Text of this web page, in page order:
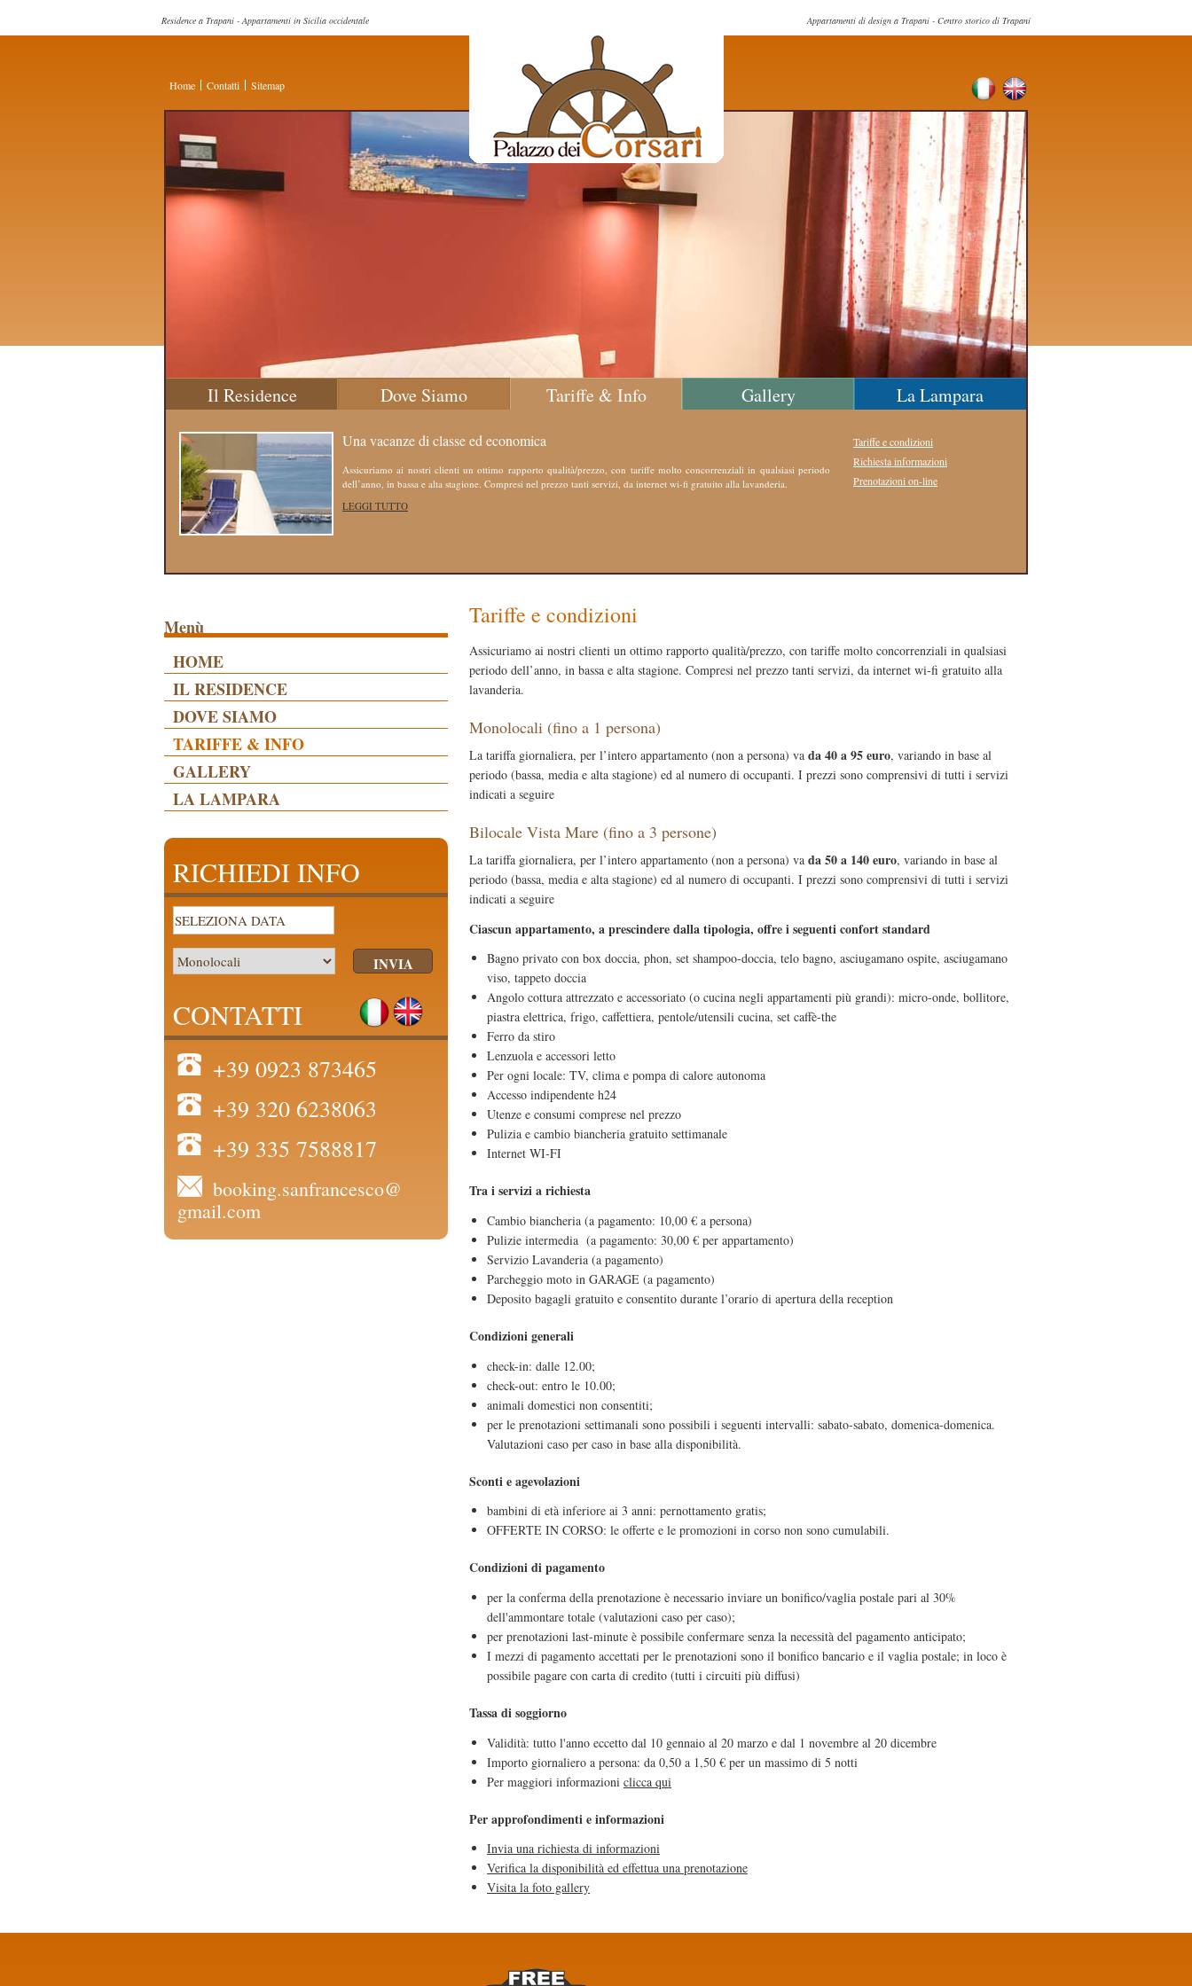
Il Residence Dove Siamo Tariffe & Info Gallery La Lampara
Una vacanze di classe ed economica
Assicuriamo ai nostri clienti un ottimo rapporto qualità/prezzo, con tariffe molto concorrenziali in qualsiasi periodo
dell’anno, in bassa e alta stagione. Compresi nel prezzo tanti servizi, da internet wi-fi gratuito alla lavanderia.
LEGGI TUTTO
Tariffe e condizioni
Richiesta informazioni
Prenotazioni on-line
Tariffe e condizioni
Assicuriamo ai nostri clienti un ottimo rapporto qualità/prezzo, con tariffe molto concorrenziali in qualsiasi
periodo dell’anno, in bassa e alta stagione. Compresi nel prezzo tanti servizi, da internet wi-fi gratuito alla
lavanderia.
Monolocali (fino a 1 persona)
La tariffa giornaliera, per l’intero appartamento (non a persona) va da 40 a 95 euro, variando in base al
periodo (bassa, media e alta stagione) ed al numero di occupanti. I prezzi sono comprensivi di tutti i servizi
indicati a seguire
Bilocale Vista Mare (fino a 3 persone)
La tariffa giornaliera, per l’intero appartamento (non a persona) va da 50 a 140 euro, variando in base al
periodo (bassa, media e alta stagione) ed al numero di occupanti. I prezzi sono comprensivi di tutti i servizi
indicati a seguire
Ciascun appartamento, a prescindere dalla tipologia, offre i seguenti confort standard
Bagno privato con box doccia, phon, set shampoo-doccia, telo bagno, asciugamano ospite, asciugamano
viso, tappeto doccia
Angolo cottura attrezzato e accessoriato (o cucina negli appartamenti più grandi): micro-onde, bollitore,
piastra elettrica, frigo, caffettiera, pentole/utensili cucina, set caffè-the
Ferro da stiro
Lenzuola e accessori letto
Per ogni locale: TV, clima e pompa di calore autonoma
Accesso indipendente h24
Utenze e consumi comprese nel prezzo
Pulizia e cambio biancheria gratuito settimanale
Internet WI-FI
Tra i servizi a richiesta
Cambio biancheria (a pagamento: 10,00 € a persona)
Pulizie intermedia (a pagamento: 30,00 € per appartamento)
Servizio Lavanderia (a pagamento)
Parcheggio moto in GARAGE (a pagamento)
Deposito bagagli gratuito e consentito durante l’orario di apertura della reception
Condizioni generali
check-in: dalle 12.00;
check-out: entro le 10.00;
animali domestici non consentiti;
per le prenotazioni settimanali sono possibili i seguenti intervalli: sabato-sabato, domenica-domenica.
Valutazioni caso per caso in base alla disponibilità.
Sconti e agevolazioni
bambini di età inferiore ai 3 anni: pernottamento gratis;
OFFERTE IN CORSO: le offerte e le promozioni in corso non sono cumulabili.
Condizioni di pagamento
per la conferma della prenotazione è necessario inviare un bonifico/vaglia postale pari al 30%
dell'ammontare totale (valutazioni caso per caso);
per prenotazioni last-minute è possibile confermare senza la necessità del pagamento anticipato;
I mezzi di pagamento accettati per le prenotazioni sono il bonifico bancario e il vaglia postale; in loco è
possibile pagare con carta di credito (tutti i circuiti più diffusi)
Tassa di soggiorno
Validità: tutto l'anno eccetto dal 10 gennaio al 20 marzo e dal 1 novembre al 20 dicembre
Importo giornaliero a persona: da 0,50 a 1,50 € per un massimo di 5 notti
Per maggiori informazioni clicca qui
Per approfondimenti e informazioni
Invia una richiesta di informazioni
Verifica la disponibilità ed effettua una prenotazione
Visita la foto gallery
Menù
HOME
IL RESIDENCE
DOVE SIAMO
TARIFFE & INFO
GALLERY
LA LAMPARA
RICHIEDI INFO
CONTATTI
+39 0923 873465
+39 320 6238063
+39 335 7588817
booking.sanfrancesco@
gmail.com
Residence a Trapani - Appartamenti in Sicilia occidentale Appartamenti di design a Trapani - Centro storico di Trapani
Home Contatti Sitemap